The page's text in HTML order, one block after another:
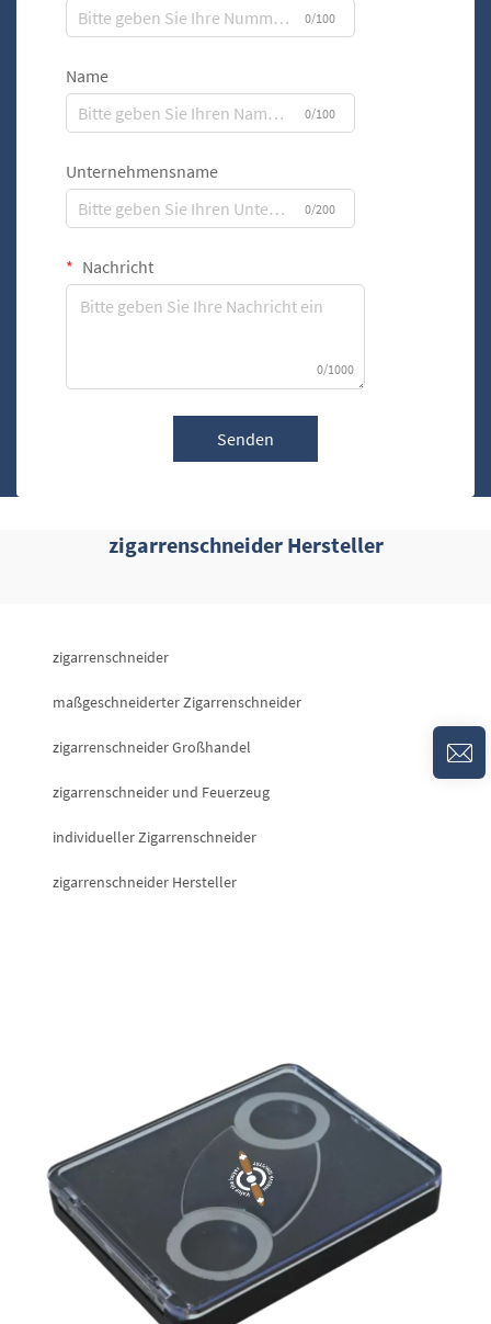
0/100
Name
0/100
Unternehmensname
0/200
Nachricht
0/1000
Senden
zigarrenschneider Hersteller
zigarrenschneider
maßgeschneiderter Zigarrenschneider
zigarrenschneider Großhandel
zigarrenschneider und Feuerzeug
individueller Zigarrenschneider
zigarrenschneider Hersteller